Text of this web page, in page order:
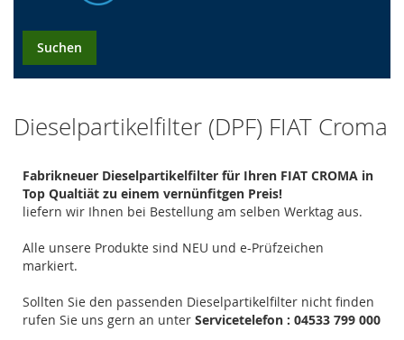
Suchen
Dieselpartikelfilter (DPF) FIAT Croma
Fabrikneuer Dieselpartikelfilter für Ihren FIAT CROMA in
Top Qualtiät zu einem vernünfitgen Preis!
liefern wir Ihnen bei Bestellung am selben Werktag aus.
Alle unsere Produkte sind NEU und e-Prüfzeichen
markiert.
Sollten Sie den passenden Dieselpartikelfilter nicht finden
rufen Sie uns gern an unter Servicetelefon : 04533 799 000